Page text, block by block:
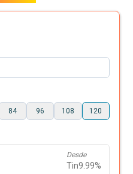
84 96 108 120
Desde
Tin9.99%